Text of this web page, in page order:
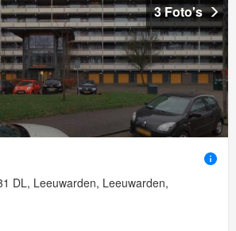
3 Foto's
DL, Leeuwarden, Leeuwarden,